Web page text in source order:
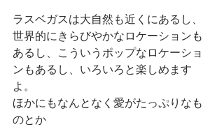
ラスベガスは大自然も近くにあるし、
世界的にきらびやかなロケーションも
あるし、こういうポップなロケーショ
ンもあるし、いろいろと楽しめます
よ。
ほかにもなんとなく愛がたっぷりなも
のとか